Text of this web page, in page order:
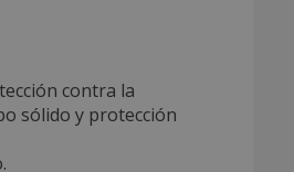
contra la
sólido y protección